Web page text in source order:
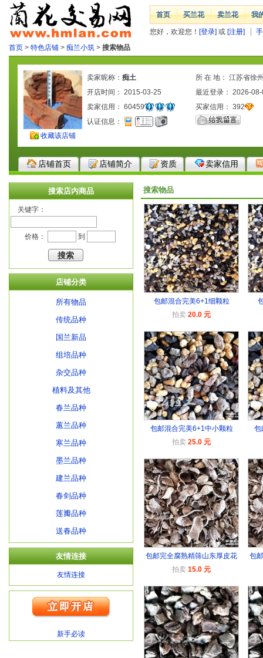
首页 买兰花 卖兰花 我
您好，欢迎您！ [登录] 或 [注册]
首页 > 特色店铺 > 痴兰小筑 > 搜索物品
收藏该店铺
卖家昵称： 痴土
所 在 地： 江苏省徐
开店时间： 2015-03-25
最近登录： 2026-
卖家信用： 60459 买家信用： 392
认证信息：
店铺首页 店铺简介 资质 卖家信用
搜索店内商品
关键字：
价格： 到
店铺分类
所有物品
传统品种
国兰新品
组培品种
杂交品种
植料及其他
春兰品种
蕙兰品种
寒兰品种
墨兰品种
建兰品种
春剑品种
莲瓣品种
送春品种
友情连接
友情连接
新手必读
搜索物品
包邮混合完美6+1细颗粒
拍卖 20.0 元
包邮混合完美6+1中小颗粒
拍卖 25.0 元
包
包邮完全腐熟精筛山东厚皮花
拍卖 15.0 元
包